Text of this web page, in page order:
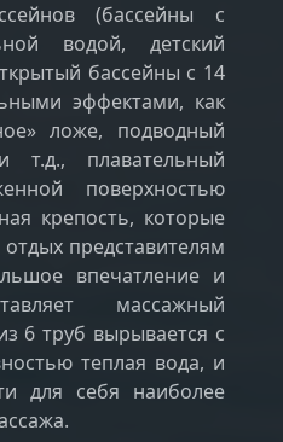
(бассейны с
водой, детский
бассейны с 14
эффектами, как
ложе, подводный
т.д., плавательный
поверхностью
крепость, которые
представителям
впечатление и
массажный
6 труб вырывается с
теплая вода, и
для себя наиболее